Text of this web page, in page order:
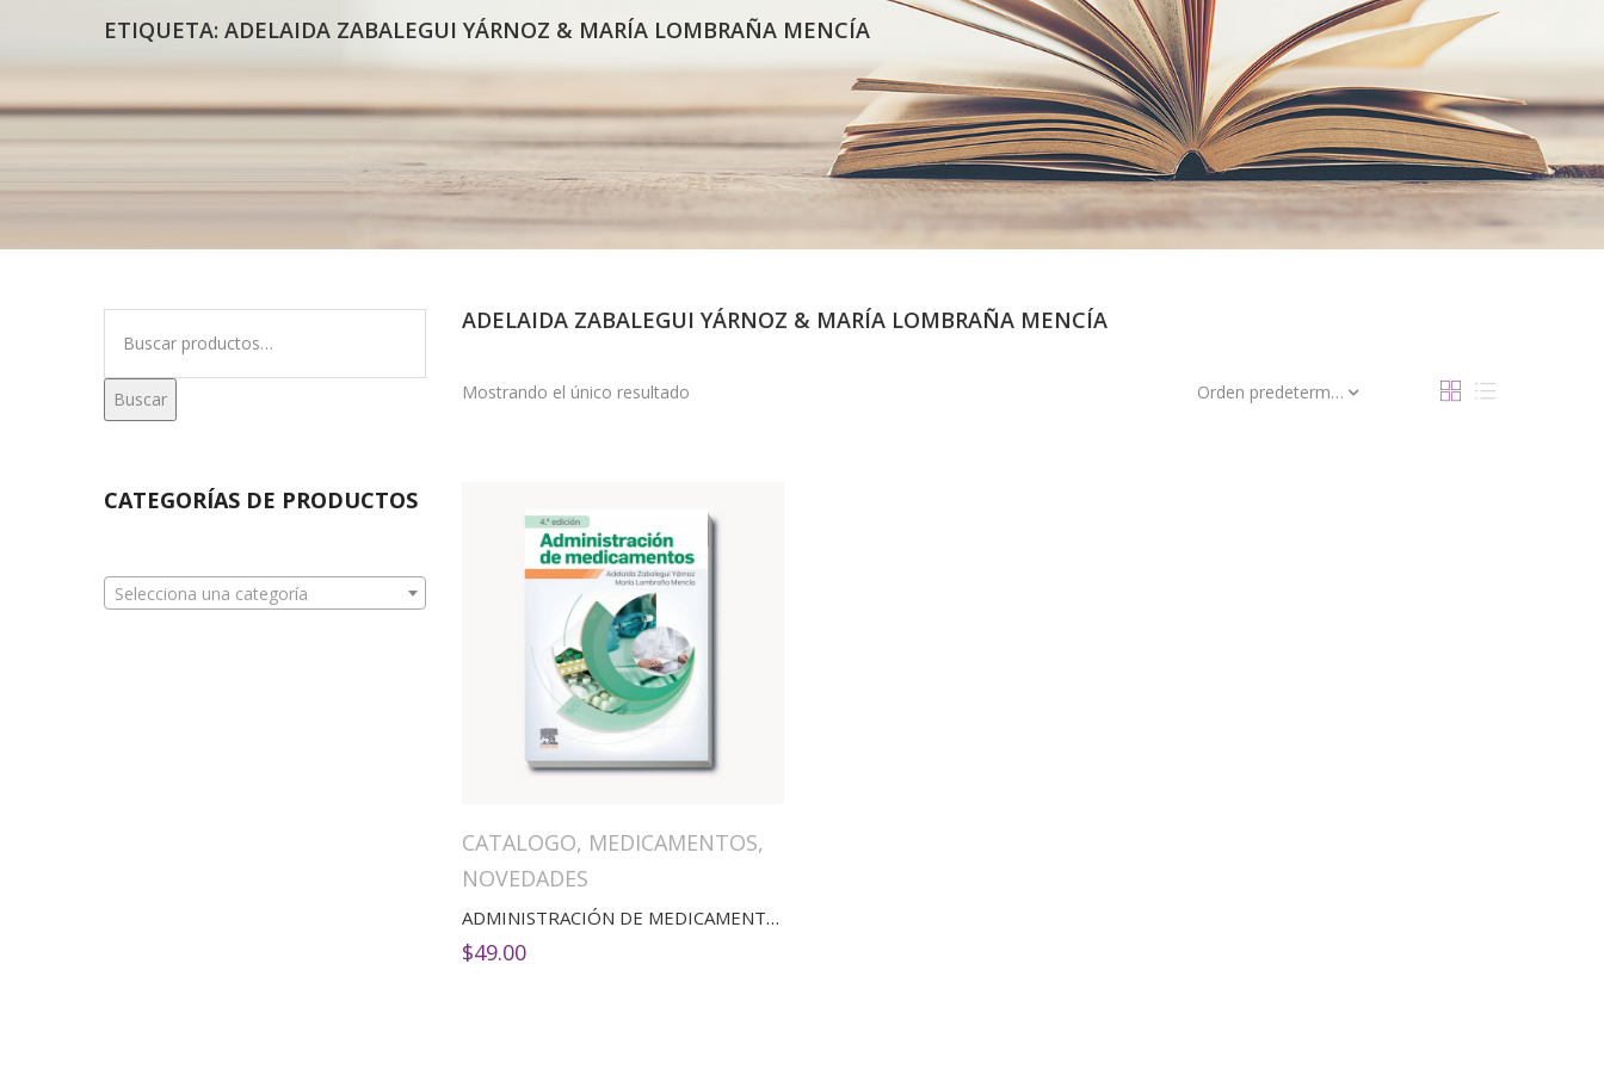
ETIQUETA: ADELAIDA ZABALEGUI YÁRNOZ & MARÍA LOMBRAÑA MENCÍA
ADELAIDA ZABALEGUI YÁRNOZ & MARÍA LOMBRAÑA MENCÍA
Mostrando el único resultado Orden predeterminado
CATALOGO, MEDICAMENTOS,
NOVEDADES
ADMINISTRACIÓN DE MEDICAMENTOS(4ED)
$49.00
Buscar
CATEGORÍAS DE PRODUCTOS
Selecciona una categoría